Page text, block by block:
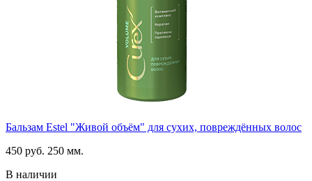
Бальзам Estel "Живой объём" для сухих, повреждённых волос
450 руб. 250 мм.
В наличии